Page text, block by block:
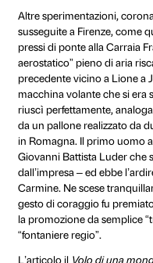
Parigi, Institut de
B, f. 83v.